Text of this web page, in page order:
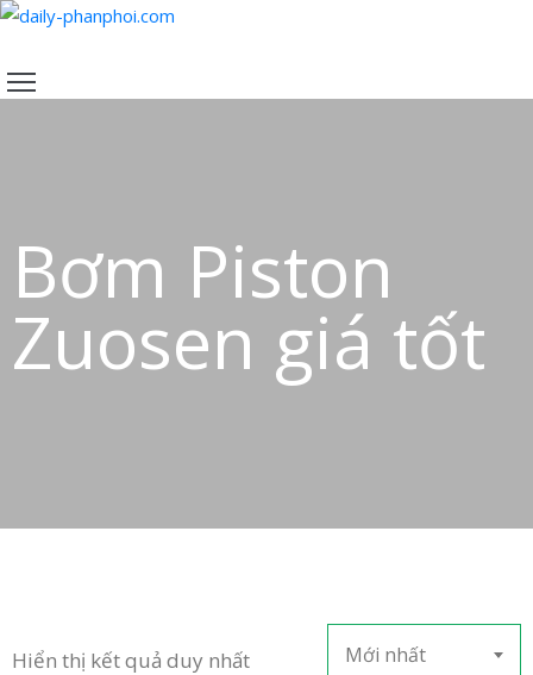
TRANG
SÁCH
VỀ
CHÚNG
TÔI
Bơm Piston
Zuosen giá tốt
Hiển thị kết quả duy nhất Mới nhất